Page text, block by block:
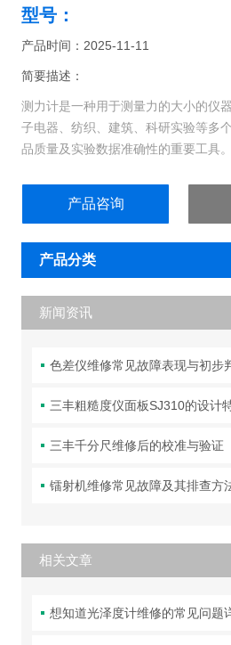
型号：
产品时间：2025-11-11
简要描述：
测力计是一种用于测量力的大小的仪
子电器、纺织、建筑、科研实验等多
品质量及实验数据准确性的重要工具。
产品咨询
产品分类
新闻资讯
色差仪维修常见故障表现与初步
三丰粗糙度仪面板SJ310的设计
三丰千分尺维修后的校准与验证
镭射机维修常见故障及其排查方
相关文章